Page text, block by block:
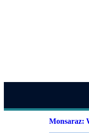
Monsaraz: